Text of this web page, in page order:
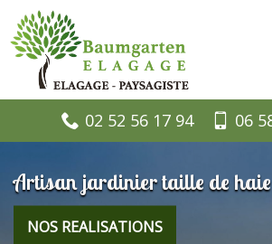
02 52 56 17 94 06
Artisan jardinier taille de
NOS REALISATIONS